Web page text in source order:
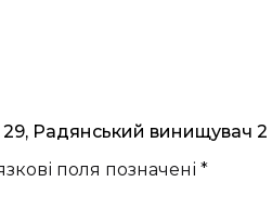
Радянський винищувач 2
поля позначені *